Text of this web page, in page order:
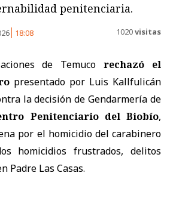
penitenciaria.
18:08 1020visitas
de Temuco rechazó el
presentado por Luis Kallfulicán
la decisión de Gendarmería de
Penitenciario del Biobío,
por el homicidio del carabinero
homicidios frustrados, delitos
Padre Las Casas.